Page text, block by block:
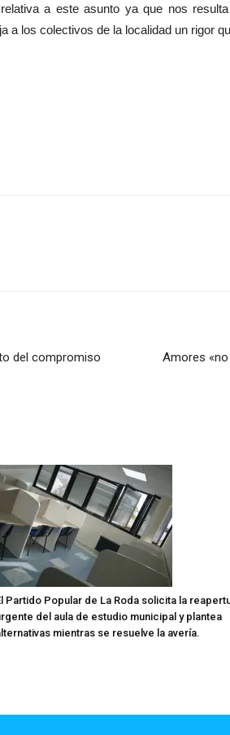
a este asunto ya que nos
a los colectivos de la localidad un rigor
del compromiso
Amores
Partido Popular de La Roda solicita la
del aula de estudio municipal y plantea
mientras se resuelve la avería.